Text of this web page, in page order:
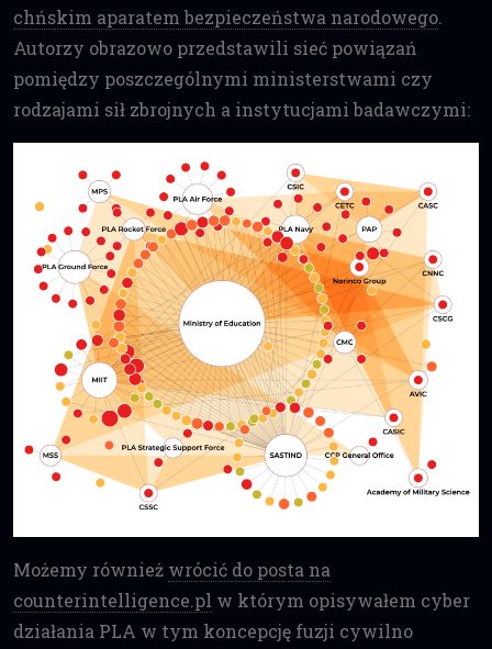
chńskim aparatem bezpieczeństwa narodowego.
Autorzy obrazowo przedstawili sieć powiązań
pomiędzy poszczególnymi ministerstwami czy
rodzajami sił zbrojnych a instytucjami badawczymi:
Możemy również wrócić do posta na
counterintelligence.pl w którym opisywałem cyber
działania PLA w tym koncepcję fuzji cywilno